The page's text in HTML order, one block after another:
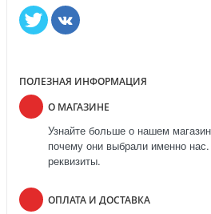
ПОЛЕЗНАЯ ИНФОРМАЦИЯ
О МАГАЗИНЕ
Узнайте больше о нашем
почему они выбрали именно
реквизиты.
ОПЛАТА И ДОСТАВКА